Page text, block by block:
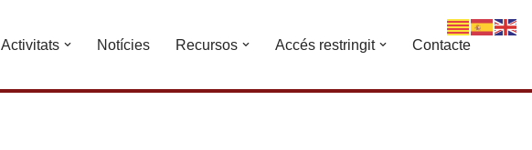
Activitats Notícies Recursos Accés restringit Contacte